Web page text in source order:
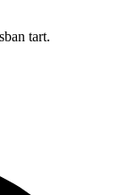
tart.